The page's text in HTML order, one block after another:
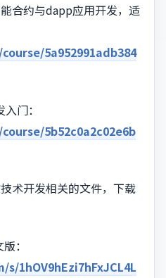
合约与dapp应用开发，适
5a952991adb384
门：
5b52c0a2c02e6b
术开发相关的文件，下载
：
1hOV9hEzi7hFxJCL4L